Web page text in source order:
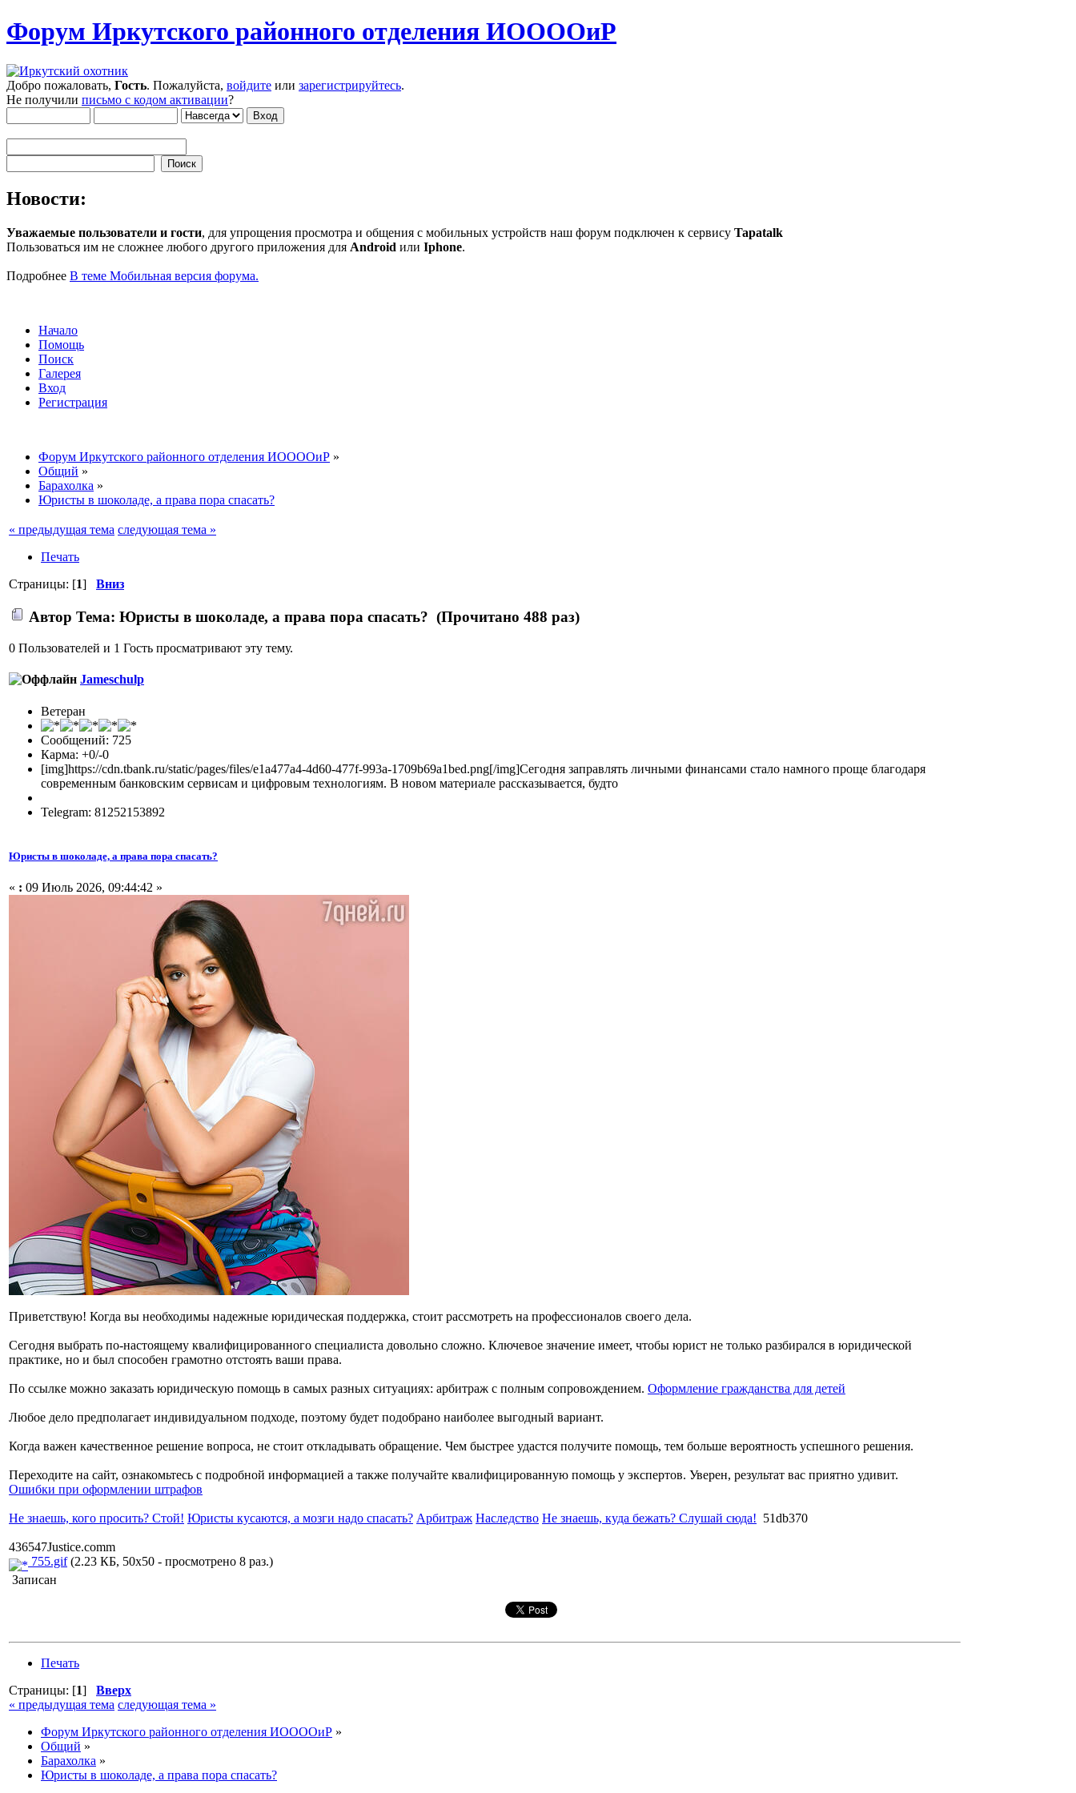
Форум Иркутского районного отделения ИООООиР
Добро пожаловать, Гость. Пожалуйста, войдите или зарегистрируйтесь.
Не получили письмо с кодом активации?
Новости:
Уважаемые пользователи и гости, для упрощения просмотра и общения с мобильных устройств наш форум подключен к сервису Tapatalk
Пользоваться им не сложнее любого другого приложения для Android или Iphone.
Подробнее В теме Мобильная версия форума.
Начало
Помощь
Поиск
Галерея
Вход
Регистрация
Форум Иркутского районного отделения ИООООиР »
Общий »
Барахолка »
Юристы в шоколаде, а права пора спасать?
« предыдущая тема следующая тема »
Печать
Страницы: [1] Вниз
Автор Тема: Юристы в шоколаде, а права пора спасать? (Прочитано 488 раз)
0 Пользователей и 1 Гость просматривают эту тему.
Jameschulp
Ветеран
Сообщений: 725
Карма: +0/-0
[img]https://cdn.tbank.ru/static/pages/files/e1a477a4-4d60-477f-993a-1709b69a1bed.png[/img]Сегодня заправлять личными финансами стало намного проще благодаря
современным банковским сервисам и цифровым технологиям. В новом материале рассказывается, будто
Telegram: 81252153892
Юристы в шоколаде, а права пора спасать?
« : 09 Июль 2026, 09:44:42 »
Приветствую! Когда вы необходимы надежные юридическая поддержка, стоит рассмотреть на профессионалов своего дела.
Сегодня выбрать по-настоящему квалифицированного специалиста довольно сложно. Ключевое значение имеет, чтобы юрист не только разбирался в юридической
практике, но и был способен грамотно отстоять ваши права.
По ссылке можно заказать юридическую помощь в самых разных ситуациях: арбитраж с полным сопровождением. Оформление гражданства для детей
Любое дело предполагает индивидуальном подходе, поэтому будет подобрано наиболее выгодный вариант.
Когда важен качественное решение вопроса, не стоит откладывать обращение. Чем быстрее удастся получите помощь, тем больше вероятность успешного решения.
Переходите на сайт, ознакомьтесь с подробной информацией а также получайте квалифицированную помощь у экспертов. Уверен, результат вас приятно удивит.
Ошибки при оформлении штрафов
Не знаешь, кого просить? Стой! Юристы кусаются, а мозги надо спасать? Арбитраж Наследство Не знаешь, куда бежать? Слушай сюда! 51db370
436547Justice.comm
755.gif(2.23 КБ, 50x50 - просмотрено 8 раз.)
Записан
Печать
Страницы: [1] Вверх
« предыдущая тема следующая тема »
Форум Иркутского районного отделения ИООООиР »
Общий »
Барахолка »
Юристы в шоколаде, а права пора спасать?